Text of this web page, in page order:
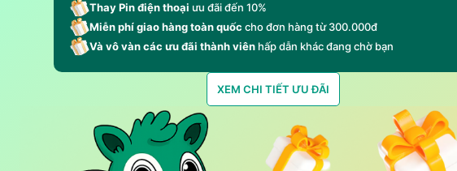
Thay Pin điện thoại ưu đãi đến 10%
Miễn phí giao hàng toàn quốccho đơn hàng từ 300.000đ
Và vô vàn các ưu đãi thành viên hấp dẫn khác đang chờ bạn
XEM CHI TIẾT ƯU ĐÃI